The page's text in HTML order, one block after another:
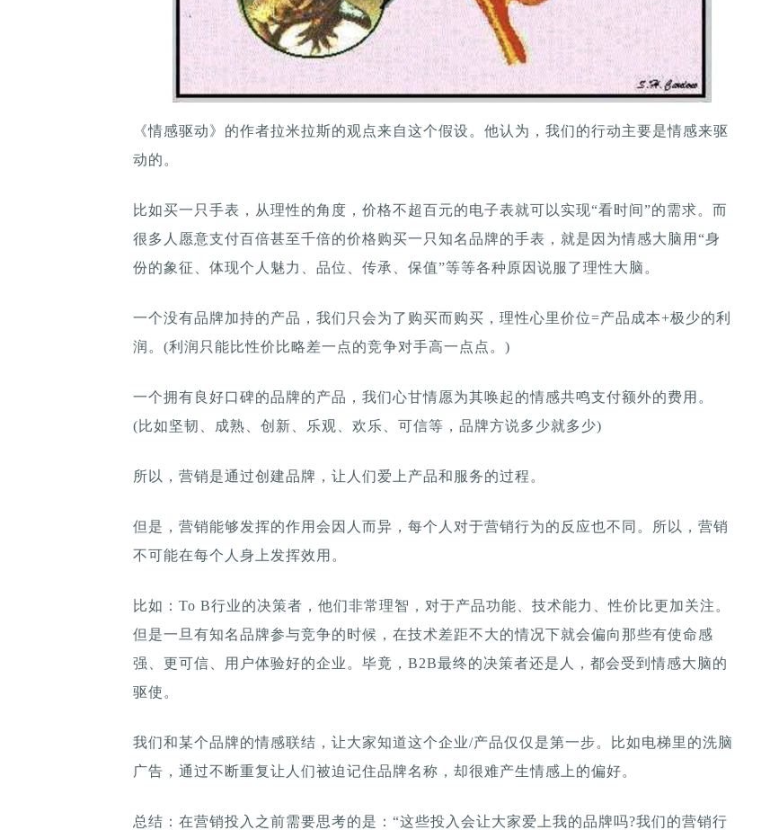
《情感驱动》的作者拉米拉斯的观点来自这个假设。他认为，我们的行动主要是情感来驱
动的。
比如买一只手表，从理性的角度，价格不超百元的电子表就可以实现“看时间”的需求。而
很多人愿意支付百倍甚至千倍的价格购买一只知名品牌的手表，就是因为情感大脑用“身
份的象征、体现个人魅力、品位、传承、保值”等等各种原因说服了理性大脑。
一个没有品牌加持的产品，我们只会为了购买而购买，理性心里价位=产品成本+极少的利
润。(利润只能比性价比略差一点的竞争对手高一点点。)
一个拥有良好口碑的品牌的产品，我们心甘情愿为其唤起的情感共鸣支付额外的费用。
(比如坚韧、成熟、创新、乐观、欢乐、可信等，品牌方说多少就多少)
所以，营销是通过创建品牌，让人们爱上产品和服务的过程。
但是，营销能够发挥的作用会因人而异，每个人对于营销行为的反应也不同。所以，营销
不可能在每个人身上发挥效用。
比如：To B行业的决策者，他们非常理智，对于产品功能、技术能力、性价比更加关注。
但是一旦有知名品牌参与竞争的时候，在技术差距不大的情况下就会偏向那些有使命感
强、更可信、用户体验好的企业。毕竟，B2B最终的决策者还是人，都会受到情感大脑的
驱使。
我们和某个品牌的情感联结，让大家知道这个企业/产品仅仅是第一步。比如电梯里的洗脑
广告，通过不断重复让人们被迫记住品牌名称，却很难产生情感上的偏好。
总结：在营销投入之前需要思考的是：“这些投入会让大家爱上我的品牌吗?我们的营销行